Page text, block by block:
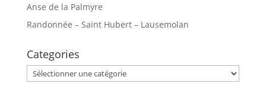
Anse de la Palmyre
Randonnée – Saint Hubert – Lausemolan
Categories
Categories